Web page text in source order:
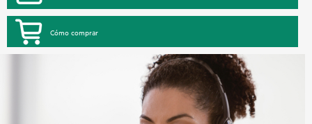
Cómo comprar